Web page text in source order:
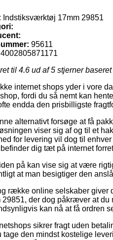
Indstiksværktøj 17mm 29851
95611
4002805871171
til 4.6 ud af 5 stjerner baseret
internet shops yder i vore
fordi du så nemt kan
endda den prisbilligste
alternativt forsøge at få
viser sig af og til et
for levering vil dog til
dig tæt på internet
på kan vise sig at være
at man besigtiger den
række online selskaber giver
29851, der dog påkræver at
kan nå at få ordren
sikrer fragt uden
tage den mindst kostelige